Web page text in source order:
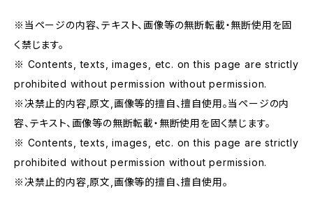
※当ページの内容、テキスト、画像等の無断転載・無断使用を固
く禁じます。
※ Contents, texts, images, etc. on this page are strictly
prohibited without permission without permission.
※决禁止的内容,原文,画像等的擅自、擅自使用。当ページの内
容、テキスト、画像等の無断転載・無断使用を固く禁じます。
※ Contents, texts, images, etc. on this page are strictly
prohibited without permission without permission.
※决禁止的内容,原文,画像等的擅自、擅自使用。